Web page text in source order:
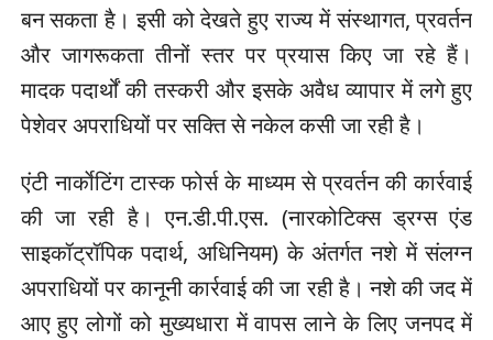
बन सकता है। इसी को देखते हुए राज्य में संस्थागत, प्रवर्तन
और जागरूकता तीनों स्तर पर प्रयास किए जा रहे हैं।
मादक पदार्थों की तस्करी और इसके अवैध व्यापार में लगे हुए
पेशेवर अपराधियों पर सक्ति से नकेल कसी जा रही है।
एंटी नार्काेटिंग टास्क फोर्स के माध्यम से प्रवर्तन की कार्रवाई
की जा रही है। एन.डी.पी.एस. (नारकोटिक्स ड्रग्स एंड
साइकॉट्रॉपिक पदार्थ, अधिनियम) के अंतर्गत नशे में संलग्न
अपराधियों पर कानूनी कार्रवाई की जा रही है। नशे की जद में
आए हुए लोगों को मुख्यधारा में वापस लाने के लिए जनपद में